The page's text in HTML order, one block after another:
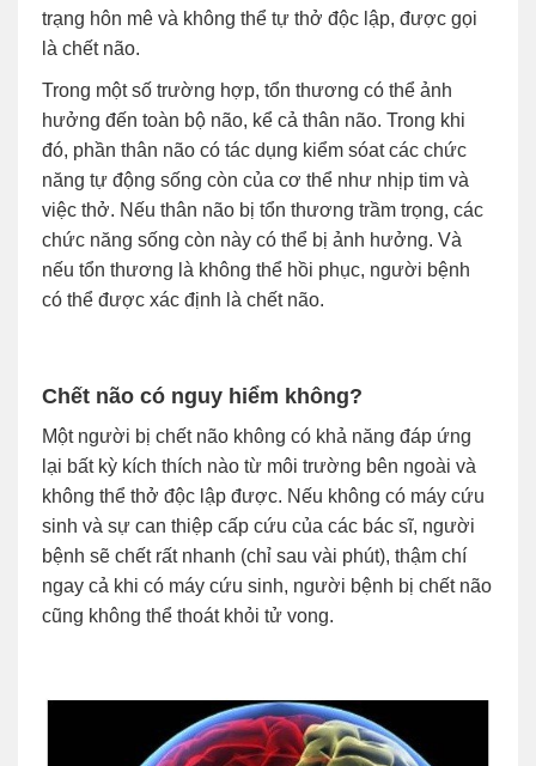
trạng hôn mê và không thể tự thở độc lập, được gọi
là chết não.
Trong một số trường hợp, tổn thương có thể ảnh
hưởng đến toàn bộ não, kể cả thân não. Trong khi
đó, phần thân não có tác dụng kiểm sóat các chức
năng tự động sống còn của cơ thể như nhịp tim và
việc thở. Nếu thân não bị tổn thương trầm trọng, các
chức năng sống còn này có thể bị ảnh hưởng. Và
nếu tổn thương là không thể hồi phục, người bệnh
có thể được xác định là chết não.
Chết não có nguy hiểm không?
Một người bị chết não không có khả năng đáp ứng
lại bất kỳ kích thích nào từ môi trường bên ngoài và
không thể thở độc lập được. Nếu không có máy cứu
sinh và sự can thiệp cấp cứu của các bác sĩ, người
bệnh sẽ chết rất nhanh (chỉ sau vài phút), thậm chí
ngay cả khi có máy cứu sinh, người bệnh bị chết não
cũng không thể thoát khỏi tử vong.